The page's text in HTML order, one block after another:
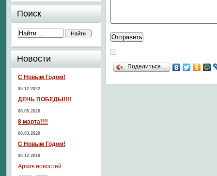
Поделиться…
Поиск
Новости
С Новым Годом!
30.12.2022
ДЕНЬ ПОБЕДЫ!!!!
08.05.2020
8 марта!!!!
08.03.2020
С Новым Годом!
30.12.2019
Архив новостей